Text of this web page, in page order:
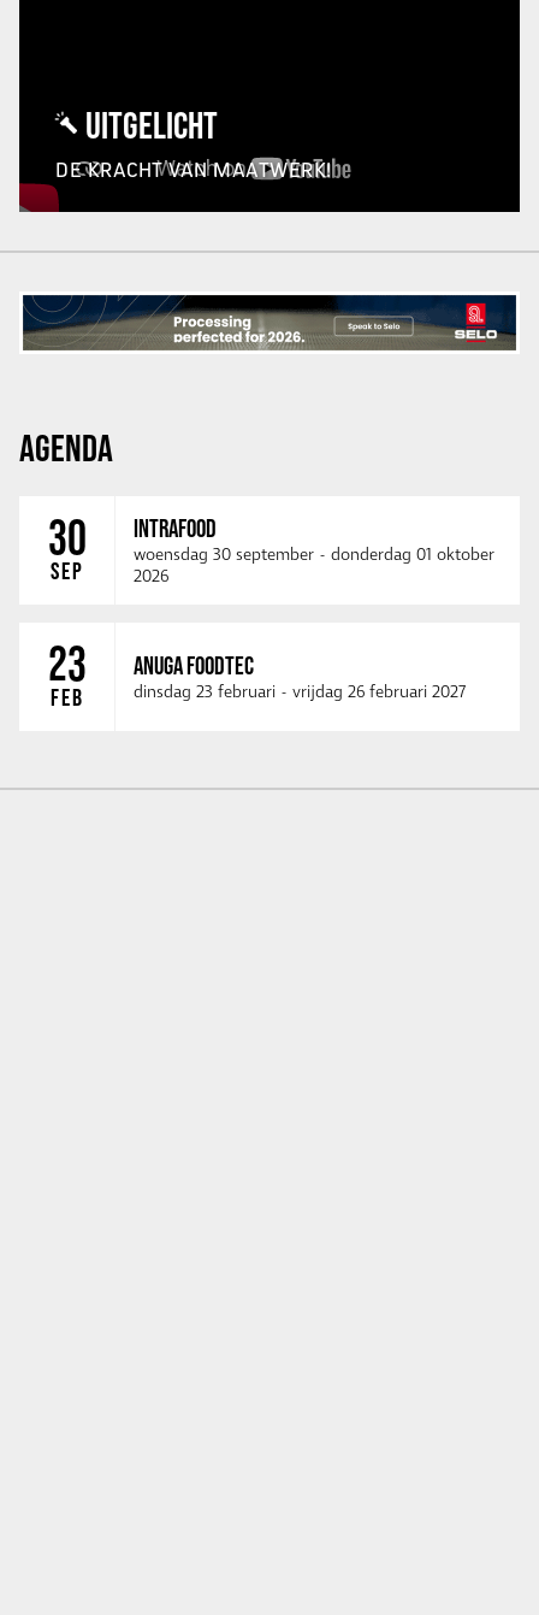
UITGELICHT
DE KRACHT VAN MAATWERK!
AGENDA
30
SEP
INTRAFOOD
woensdag 30 september - donderdag 01 oktober
2026
23
FEB
ANUGA FOODTEC
dinsdag 23 februari - vrijdag 26 februari 2027